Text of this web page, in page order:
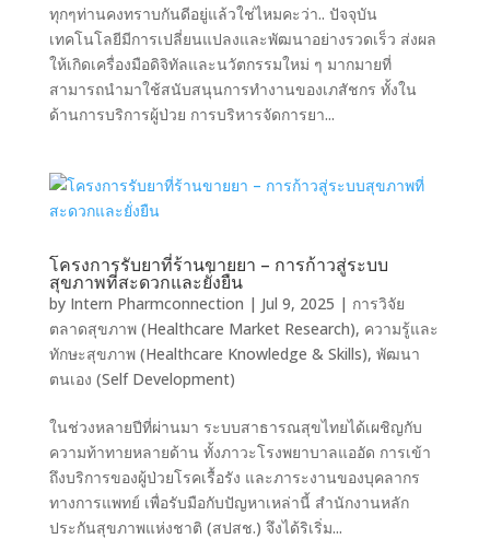
ทุกๆท่านคงทราบกันดีอยู่แล้วใช่ไหมคะว่า.. ปัจจุบัน
เทคโนโลยีมีการเปลี่ยนแปลงและพัฒนาอย่างรวดเร็ว ส่งผล
ให้เกิดเครื่องมือดิจิทัลและนวัตกรรมใหม่ ๆ มากมายที่
สามารถนำมาใช้สนับสนุนการทำงานของเภสัชกร ทั้งใน
ด้านการบริการผู้ป่วย การบริหารจัดการยา...
โครงการรับยาที่ร้านขายยา – การก้าวสู่ระบบ
สุขภาพที่สะดวกและยั่งยืน
by Intern Pharmconnection | Jul 9, 2025 | การวิจัย
ตลาดสุขภาพ (Healthcare Market Research), ความรู้และ
ทักษะสุขภาพ (Healthcare Knowledge & Skills), พัฒนา
ตนเอง (Self Development)
ในช่วงหลายปีที่ผ่านมา ระบบสาธารณสุขไทยได้เผชิญกับ
ความท้าทายหลายด้าน ทั้งภาวะโรงพยาบาลแออัด การเข้า
ถึงบริการของผู้ป่วยโรคเรื้อรัง และภาระงานของบุคลากร
ทางการแพทย์ เพื่อรับมือกับปัญหาเหล่านี้ สำนักงานหลัก
ประกันสุขภาพแห่งชาติ (สปสช.) จึงได้ริเริ่ม...